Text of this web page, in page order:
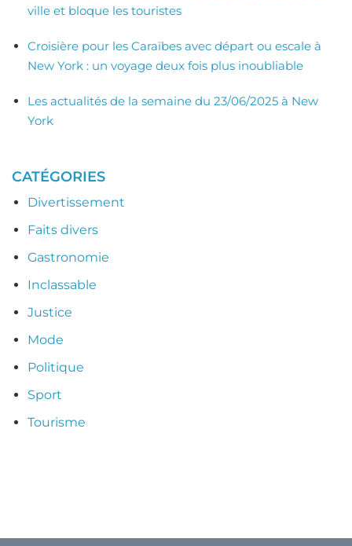
ville et bloque les touristes
Croisière pour les Caraïbes avec départ ou escale à
New York : un voyage deux fois plus inoubliable
Les actualités de la semaine du 23/06/2025 à New
York
CATÉGORIES
Divertissement
Faits divers
Gastronomie
Inclassable
Justice
Mode
Politique
Sport
Tourisme